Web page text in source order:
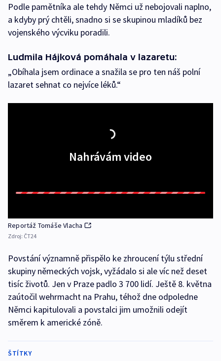
Podle pamětníka ale tehdy Němci už nebojovali naplno,
a kdyby prý chtěli, snadno si se skupinou mladíků bez
vojenského výcviku poradili.
Ludmila Hájková pomáhala v lazaretu:
„Obíhala jsem ordinace a snažila se pro ten náš polní
lazaret sehnat co nejvíce léků.“
Nahrávám video
Reportáž Tomáše Vlacha
Zdroj: ČT24
Povstání významně přispělo ke zhroucení týlu střední
skupiny německých vojsk, vyžádalo si ale víc než deset
tisíc životů. Jen v Praze padlo 3 700 lidí. Ještě 8. května
zaútočil wehrmacht na Prahu, téhož dne odpoledne
Němci kapitulovali a povstalci jim umožnili odejít
směrem k americké zóně.
ŠTÍTKY